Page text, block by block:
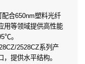
配合650nm塑料光纤
用等领域提供高性能
。
2528CZ系列产
提供水平结构。